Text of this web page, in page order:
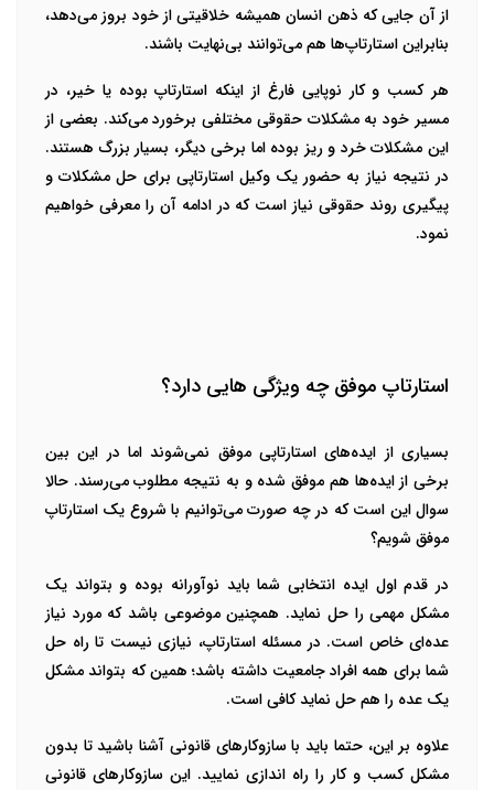
از آن جایی که ذهن انسان همیشه خلاقیتی از خود بروز می‌دهد،
بنابراین استارتاپ‌ها هم می‌توانند بی‌نهایت باشند.
هر کسب و کار نوپایی فارغ از اینکه استارتاپ بوده یا خیر، در
مسیر خود به مشکلات حقوقی مختلفی برخورد می‌کند. بعضی از
این مشکلات خرد و ریز بوده اما برخی دیگر، بسیار بزرگ هستند.
در نتیجه نیاز به حضور یک وکیل استارتاپی برای حل مشکلات و
پیگیری روند حقوقی نیاز است که در ادامه آن را معرفی خواهیم
نمود.
استارتاپ موفق چه ویژگی هایی دارد؟
بسیاری از ایده‌های استارتاپی موفق نمی‌شوند اما در این بین
برخی از ایده‌ها هم موفق شده و به نتیجه مطلوب می‌رسند. حالا
سوال این است که در چه صورت می‌توانیم با شروع یک استارتاپ
موفق شویم؟
در قدم اول ایده انتخابی شما باید نوآورانه بوده و بتواند یک
مشکل مهمی را حل نماید. همچنین موضوعی باشد که مورد نیاز
عده‌ای خاص است. در مسئله استارتاپ، نیازی نیست تا راه حل
شما برای همه افراد جامعیت داشته باشد؛ همین که بتواند مشکل
یک عده را هم حل نماید کافی است.
علاوه بر این، حتما باید با سازوکارهای قانونی آشنا باشید تا بدون
مشکل کسب و کار را راه اندازی نمایید. این سازوکارهای قانونی